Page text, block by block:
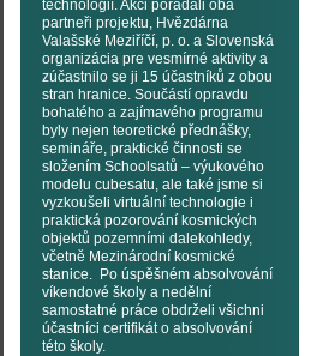
technologií. Akci pořádali oba
partneři projektu, Hvězdárna
Valašské Meziříčí, p. o. a Slovenská
organizácia pre vesmírné aktivity a
zúčastnilo se ji 15 účastníků z obou
stran hranice. Součástí opravdu
bohatého a zajímavého programu
byly nejen teoretické přednášky,
semináře, praktické činnosti se
složením Schoolsatů – výukového
modelu cubesatu, ale také jsme si
vyzkoušeli virtuální technologie i
praktická pozorování kosmických
objektů pozemními dalekohledy,
včetně Mezinárodní kosmické
stanice. Po úspěšném absolvování
víkendové školy a nedělní
samostatné práce obdrželi všichni
účastníci certifikát o absolvování
této školy.